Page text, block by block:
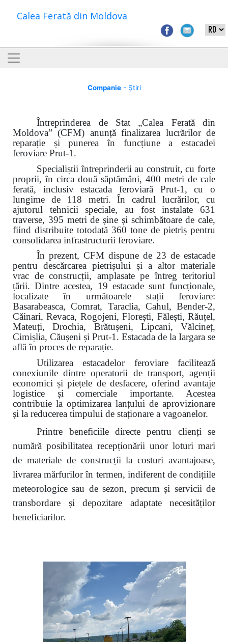
Calea Ferată din Moldova
Companie- Știri
Întreprinderea de Stat „Calea Ferată din
Moldova” (CFM) anunță finalizarea lucrărilor de
reparație șipunerea în funcțiune aestacadei
feroviare Prut-1.
Specialiștii întreprinderii au construit, cu forțe
proprii, în circa două săptămâni, 400 metri de cale
ferată, inclusiv estacada feroviară Prut-1, cu o
lungime de 118 metri. În cadrul lucrărilor, cu
ajutorul tehnicii speciale, au fost instalate 631
traverse, 395 metri de șine și schimbătoare de cale,
fiind distribuite totodată 360 tone de pietriș pentru
consolidarea infrastructurii feroviare.
În prezent, CFM dispune de 23 de estacade
pentru descărcarea pietrișului și a altor materiale
vrac de construcții, amplasate pe întreg teritoriul
țării. Dintre acestea, 19 estacade sunt funcționale,
localizate în următoarele stații feroviare:
Basarabeasca, Comrat, Taraclia, Cahul, Bender-2,
Căinari, Revaca, Rogojeni, Florești, Fălești, Răuțel,
Mateuți, Drochia, Brătușeni, Lipcani, Vălcineț,
Cimișlia, Căușeni și Prut-1. Estacada de la Iargara se
află în proces de reparație.
Utilizarea estacadelor feroviare facilitează
conexiunile dintre operatorii de transport, agenții
economici și piețele de desfacere, oferind avantaje
logistice și comerciale importante. Acestea
contribuie la optimizarea lanțului de aprovizionare
și la reducerea timpului de staționare a vagoanelor.
Printre beneficiile directe pentru clienți se
numără posibilitatea recepționării unor loturi mari
de materiale de construcții la costuri avantajoase,
livrarea mărfurilor în termen, indiferent de condițiile
meteorologice sau de sezon, precum și servicii de
transbordare și depozitare adaptate necesităților
beneficiarilor.